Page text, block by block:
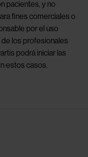
pacientes, y no
fines comerciales o
por el uso
los profesionales
podrá iniciar las
estos casos.